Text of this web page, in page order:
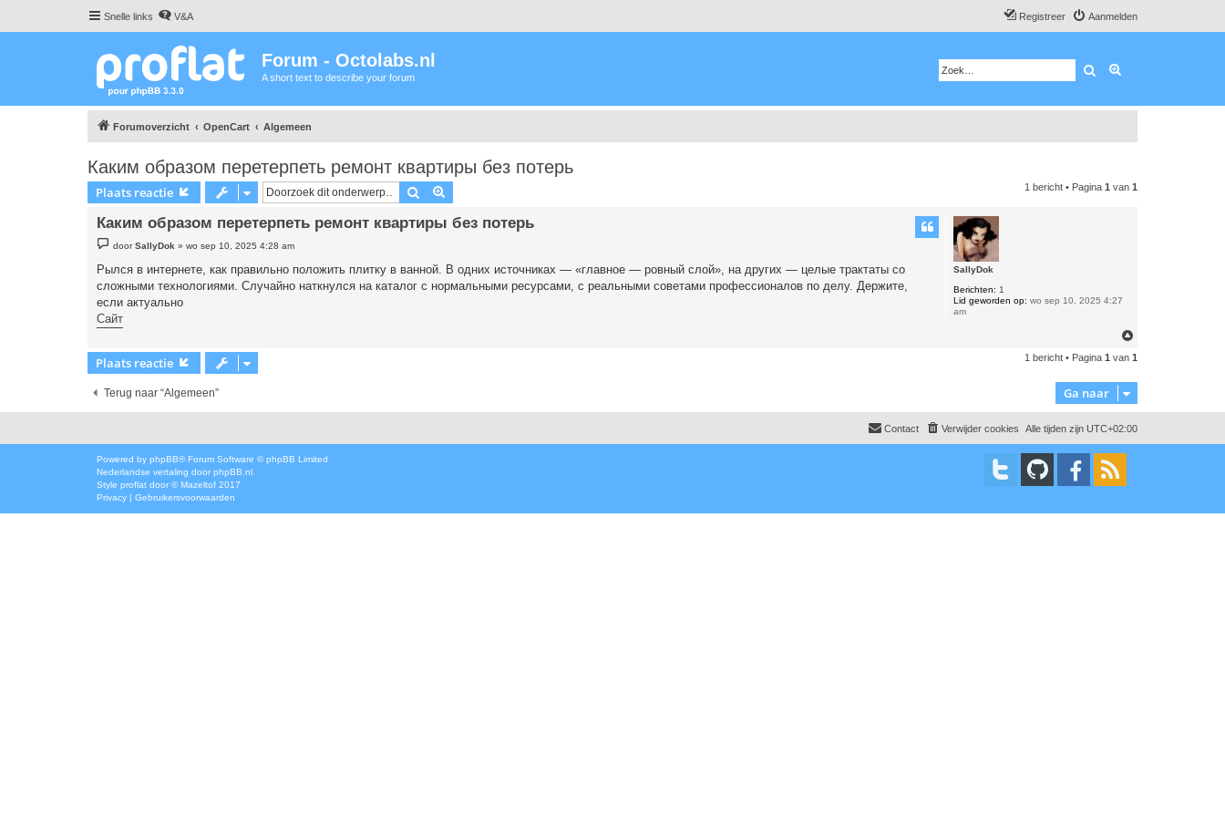
Snelle links V&A Aanmelden
Registreer
Forum - Octolabs.nl
A short text to describe your forum Zoek
Forumoverzicht OpenCart Algemeen
Каким образом перетерпеть ремонт квартиры без потерь
Plaats reactie Zoek 1 bericht • Pagina 1 van 1
SallyDok
Berichten: 1
Lid geworden op: wo sep 10, 2025 4:27
am
Каким образом перетерпеть ремонт квартиры без потерь
e
i
c
t
doorSallyDok »wo sep 10, 2025 4:28 am
Рылся в интернете, как правильно положить плитку в ванной. В одних источниках — «главное — ровный слой», на других — целые трактаты со
сложными технологиями. Случайно наткнулся на каталог с нормальными ресурсами, с реальными советами профессионалов по делу. Держите,
если актуально
Сайт
h
o
Plaats reactie 1 bericht • Pagina 1 van 1
Terug naar “Algemeen” Ga naar
Alle tijden zijn UTC+02:00
Verwijder cookies
Contact
Powered by phpBB® Forum Software © phpBB Limited
Nederlandse vertaling door phpBB.nl
Style proflat door ©Mazeltof 2017
Privacy | Gebruikersvoorwaarden